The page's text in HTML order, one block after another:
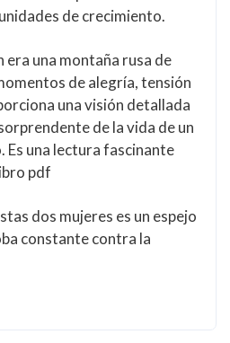
de crecimiento.
era una montaña rusa de
de alegría, tensión
una visión detallada
de la vida de un
Es una lectura fascinante
pdf
dos mujeres es un espejo
constante contra la